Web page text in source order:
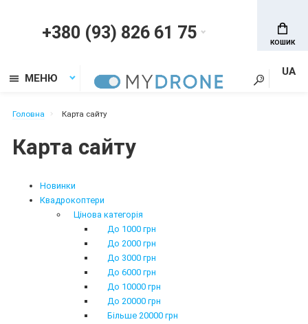
+380 (93) 826 61 75 КОШИК
МЕНЮ
UA
Головна Карта сайту
Карта сайту
Новинки
Квадрокоптери
Цінова категорія
До 1000 грн
До 2000 грн
До 3000 грн
До 6000 грн
До 10000 грн
До 20000 грн
Більше 20000 грн